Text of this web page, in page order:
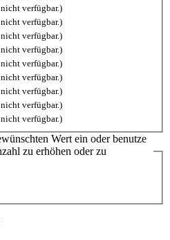
verfügbar.)
verfügbar.)
verfügbar.)
verfügbar.)
verfügbar.)
verfügbar.)
verfügbar.)
verfügbar.)
verfügbar.)
Wert ein oder benutze
zu erhöhen oder zu